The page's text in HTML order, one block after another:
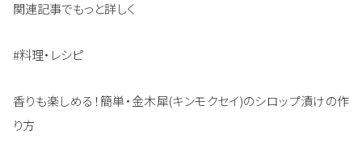
関連記事でもっと詳しく
#料理・レシピ
香りも楽しめる！簡単・金木犀(キンモクセイ)のシロップ漬けの作
り方